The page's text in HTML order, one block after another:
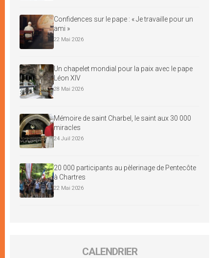
Confidences sur le pape : « Je travaille pour un
ami »
22 Mai 2026
Un chapelet mondial pour la paix avec le pape
Léon XIV
28 Mai 2026
Mémoire de saint Charbel, le saint aux 30 000
miracles
24 Juil 2026
20 000 participants au pèlerinage de Pentecôte
à Chartres
22 Mai 2026
CALENDRIER